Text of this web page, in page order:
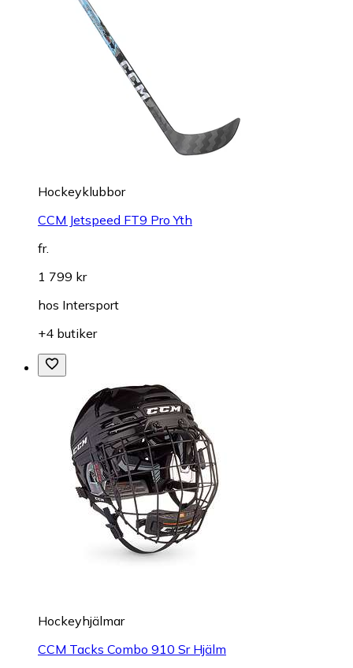
Hockeyklubbor
CCM Jetspeed FT9 Pro Yth
fr.
1 799 kr
hos Intersport
+4 butiker
Hockeyhjälmar
CCM Tacks Combo 910 Sr Hjälm